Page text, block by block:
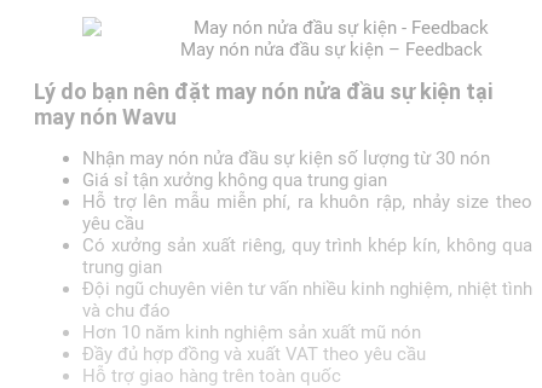
May nón nửa đầu sự kiện – Feedback
Lý do bạn nên đặt may nón nửa đầu sự kiện tại
may nón Wavu
Nhận may nón nửa đầu sự kiện số lượng từ 30 nón
Giá sỉ tận xưởng không qua trung gian
Hỗ trợ lên mẫu miễn phí, ra khuôn rập, nhảy size theo
yêu cầu
Có xưởng sản xuất riêng, quy trình khép kín, không qua
trung gian
Đội ngũ chuyên viên tư vấn nhiều kinh nghiệm, nhiệt tình
và chu đáo
Hơn 10 năm kinh nghiệm sản xuất mũ nón
Đầy đủ hợp đồng và xuất VAT theo yêu cầu
Hỗ trợ giao hàng trên toàn quốc